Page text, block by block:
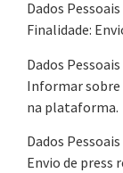
Dados
Finalidade:
Dados
Informar sobre
na plataforma.
Dados
Envio de press